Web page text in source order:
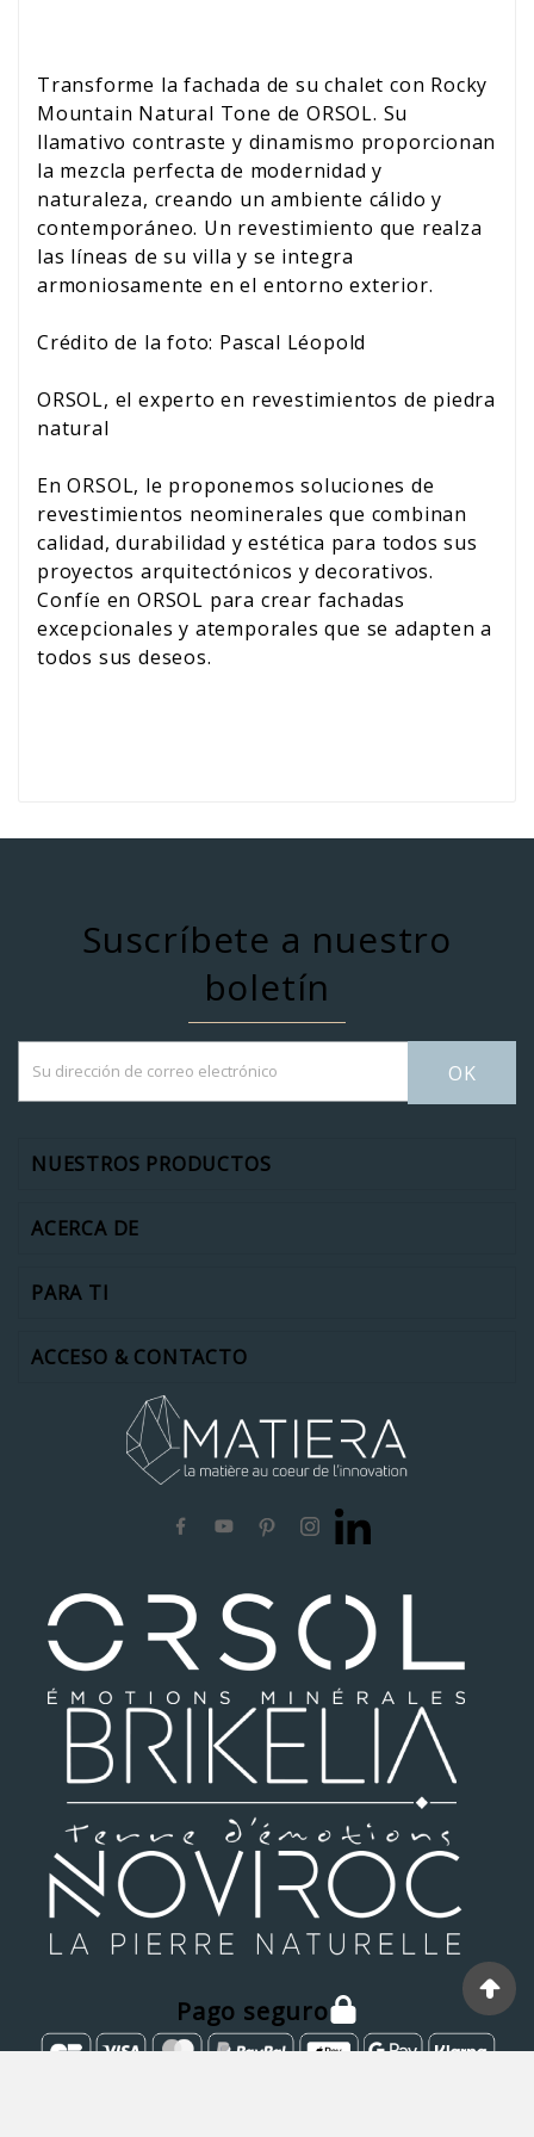
Transforme la fachada de su chalet con Rocky
Mountain Natural Tone de ORSOL. Su
llamativo contraste y dinamismo proporcionan
la mezcla perfecta de modernidad y
naturaleza, creando un ambiente cálido y
contemporáneo. Un revestimiento que realza
las líneas de su villa y se integra
armoniosamente en el entorno exterior.
Crédito de la foto: Pascal Léopold
ORSOL, el experto en revestimientos de piedra
natural
En ORSOL, le proponemos soluciones de
revestimientos neominerales que combinan
calidad, durabilidad y estética para todos sus
proyectos arquitectónicos y decorativos.
Confíe en ORSOL para crear fachadas
excepcionales y atemporales que se adapten a
todos sus deseos.
Suscríbete a nuestro
boletín
OK
NUESTROS PRODUCTOS
ACERCA DE
PARA TI
ACCESO & CONTACTO
Pago seguro